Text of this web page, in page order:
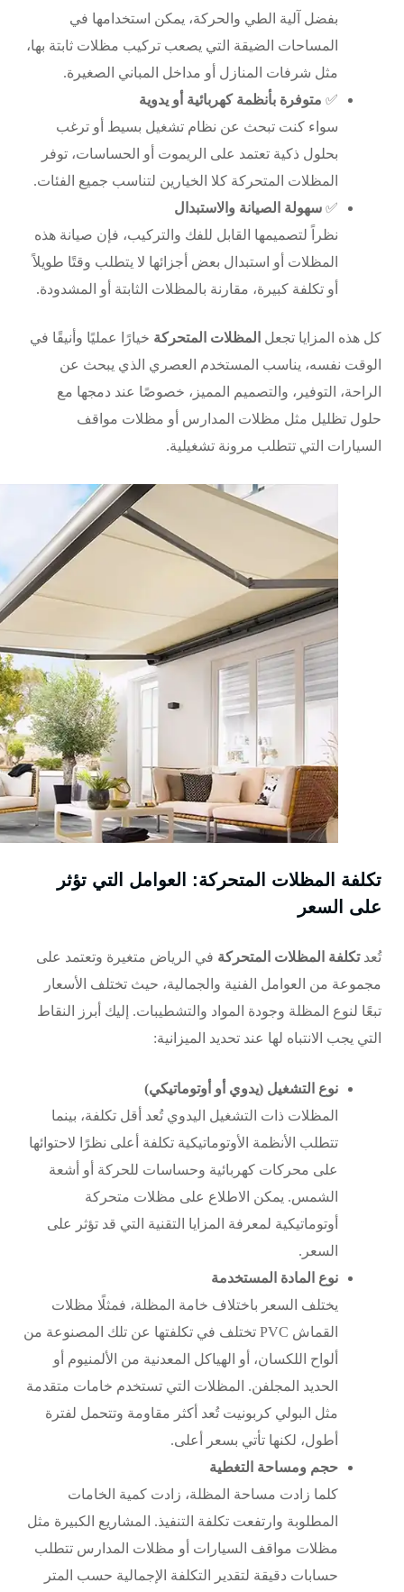
بفضل آلية الطي والحركة، يمكن استخدامها في
المساحات الضيقة التي يصعب تركيب مظلات ثابتة بها،
مثل شرفات المنازل أو مداخل المباني الصغيرة.
✅ متوفرة بأنظمة كهربائية أو يدوية
سواء كنت تبحث عن نظام تشغيل بسيط أو ترغب
بحلول ذكية تعتمد على الريموت أو الحساسات، توفر
المظلات المتحركة كلا الخيارين لتناسب جميع الفئات.
✅ سهولة الصيانة والاستبدال
نظراً لتصميمها القابل للفك والتركيب، فإن صيانة هذه
المظلات أو استبدال بعض أجزائها لا يتطلب وقتًا طويلاً
أو تكلفة كبيرة، مقارنة بالمظلات الثابتة أو المشدودة.
كل هذه المزايا تجعل المظلات المتحركة خيارًا عمليًا وأنيقًا في
الوقت نفسه، يناسب المستخدم العصري الذي يبحث عن
الراحة، التوفير، والتصميم المميز، خصوصًا عند دمجها مع
حلول تظليل مثل مظلات المدارس أو مظلات مواقف
السيارات التي تتطلب مرونة تشغيلية.
تكلفة المظلات المتحركة: العوامل التي تؤثر
على السعر
تُعدتكلفة المظلات المتحركة في الرياض متغيرة وتعتمد على
مجموعة من العوامل الفنية والجمالية، حيث تختلف الأسعار
تبعًا لنوع المظلة وجودة المواد والتشطيبات. إليك أبرز النقاط
التي يجب الانتباه لها عند تحديد الميزانية:
نوع التشغيل (يدوي أو أوتوماتيكي)
المظلات ذات التشغيل اليدوي تُعد أقل تكلفة، بينما
تتطلب الأنظمة الأوتوماتيكية تكلفة أعلى نظرًا لاحتوائها
على محركات كهربائية وحساسات للحركة أو أشعة
الشمس. يمكن الاطلاع على مظلات متحركة
أوتوماتيكية لمعرفة المزايا التقنية التي قد تؤثر على
السعر.
نوع المادة المستخدمة
يختلف السعر باختلاف خامة المظلة، فمثلًا مظلات
القماش PVC تختلف في تكلفتها عن تلك المصنوعة من
ألواح اللكسان، أو الهياكل المعدنية من الألمنيوم أو
الحديد المجلفن. المظلات التي تستخدم خامات متقدمة
مثل البولي كربونيت تُعد أكثر مقاومة وتتحمل لفترة
أطول، لكنها تأتي بسعر أعلى.
حجم ومساحة التغطية
كلما زادت مساحة المظلة، زادت كمية الخامات
المطلوبة وارتفعت تكلفة التنفيذ. المشاريع الكبيرة مثل
مظلات مواقف السيارات أو مظلات المدارس تتطلب
حسابات دقيقة لتقدير التكلفة الإجمالية حسب المتر